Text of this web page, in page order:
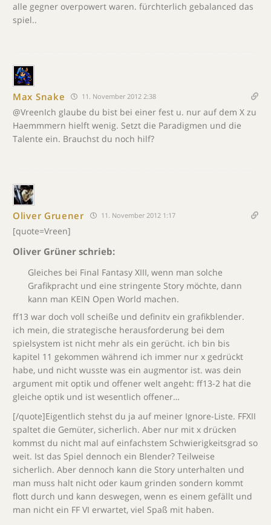
alle gegner overpowert waren. fürchterlich gebalanced das
spiel..
Max Snake 11. November 2012 2:38
@VreenIch glaube du bist bei einer fest u. nur auf dem X zu
Haemmmern hielft wenig. Setzt die Paradigmen und die
Talente ein. Brauchst du noch hilf?
Oliver Gruener 11. November 2012 1:17
[quote=Vreen]
Oliver Grüner schrieb:
Gleiches bei Final Fantasy XIII, wenn man solche
Grafikpracht und eine stringente Story möchte, dann
kann man KEIN Open World machen.
ff13 war doch voll scheiße und definitv ein grafikblender.
ich mein, die strategische herausforderung bei dem
spielsystem ist nicht mehr als ein gerücht. ich bin bis
kapitel 11 gekommen während ich immer nur x gedrückt
habe, und nicht wusste was ein augmentor ist. was dein
argument mit optik und offener welt angeht: ff13-2 hat die
gleiche optik und ist wesentlich offener…
[/quote]Eigentlich stehst du ja auf meiner Ignore-Liste. FFXII
spaltet die Gemüter, sicherlich. Aber nur mit x drücken
kommst du nicht mal auf einfachstem Schwierigkeitsgrad so
weit. Ist das Spiel dennoch ein Blender? Teilweise
sicherlich. Aber dennoch kann die Story unterhalten und
man muss halt nicht oder kaum grinden sondern kommt
flott durch und kann deswegen, wenn es einem gefällt und
man nicht ein FF VI erwartet, viel Spaß mit haben.